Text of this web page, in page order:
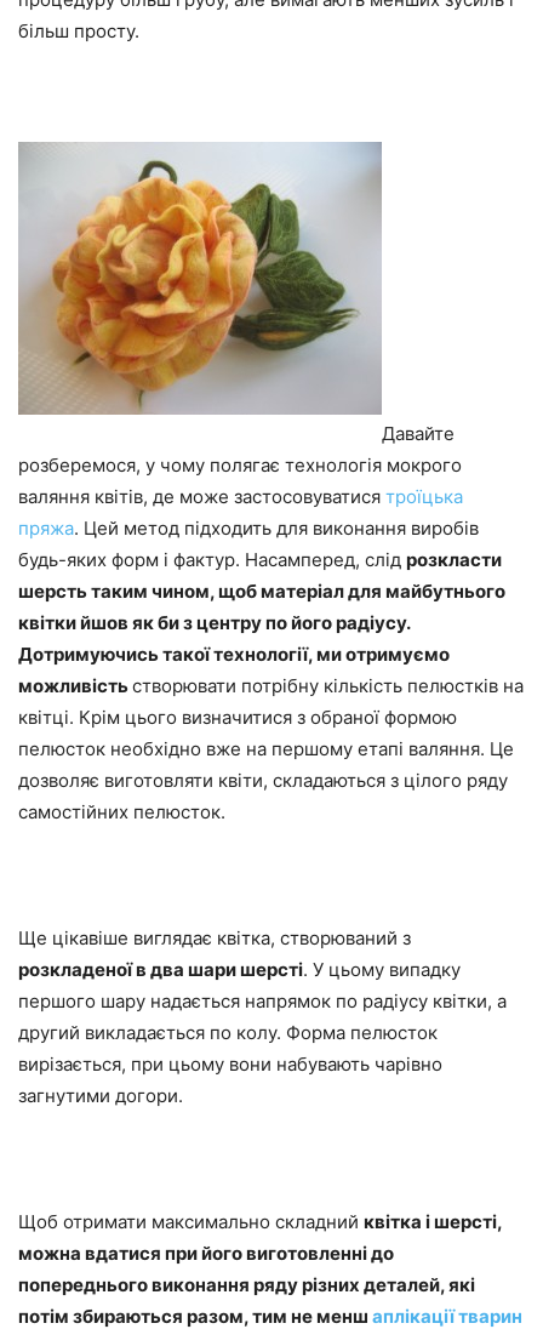
більш просту.
Давайте
розберемося, у чому полягає технологія мокрого
валяння квітів, де може застосовуватися троїцька
пряжа. Цей метод підходить для виконання виробів
будь-яких форм і фактур. Насамперед, слід розкласти
шерсть таким чином, щоб матеріал для майбутнього
квітки йшов як би з центрупо його радіусу.
Дотримуючись такої технології, ми отримуємо
можливістьстворювати потрібну кількість пелюстків на
квітці. Крім цього визначитися з обраної формою
пелюсток необхідно вже на першому етапі валяння. Це
дозволяє виготовляти квіти, складаються з цілого ряду
самостійних пелюсток.
Ще цікавіше виглядає квітка, створюваний з
розкладеної в два шари шерсті. У цьому випадку
першого шару надається напрямок по радіусу квітки, а
другий викладається по колу. Форма пелюсток
вирізається, при цьому вони набувають чарівно
загнутими догори.
Щоб отримати максимально складний квітка і шерсті,
можна вдатися при його виготовленні до
попереднього виконання ряду різних деталей, які
потім збираються разом, тим не менш аплікації тварин